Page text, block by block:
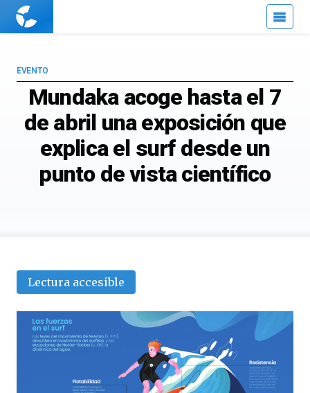
Cuaderno
Mundaka acoge hasta el 7
de abril una exposición que
explica el surf desde un
punto de vista científico
EVENTO
Lectura accesible